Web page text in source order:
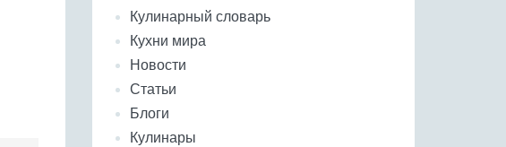
Кулинарный словарь
Кухни мира
Новости
Статьи
Блоги
Кулинары